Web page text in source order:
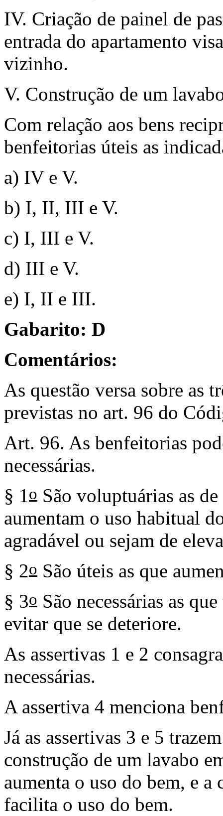
IV. Criação de painel de
entrada do apartamento
vizinho.
V. Construção de um
Com relação aos bens
benfeitorias úteis as
a) IV e V.
b) I, II, III e V.
c) I, III e V.
d) III e V.
e) I, II e III.
Gabarito: D
Comentários:
As questão versa sobre as
previstas no art. 96 do
Art. 96. As benfeitorias
necessárias.
§ 1o São voluptuárias as
aumentam o uso habitual
agradável ou sejam de
§ 2o São úteis as que
§ 3o São necessárias as
evitar que se deteriore.
As assertivas 1 e 2
necessárias.
A assertiva 4 menciona
Já as assertivas 3 e 5
construção de um lavabo
aumenta o uso do bem, e a
facilita o uso do bem.